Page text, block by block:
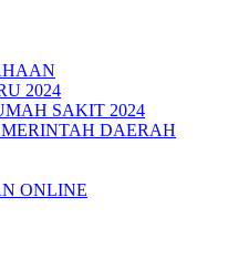
2024
SAKIT 2024
DAERAH
ONLINE